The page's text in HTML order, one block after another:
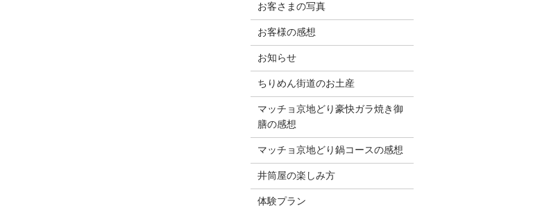
お客さまの写真
お客様の感想
お知らせ
ちりめん街道のお土産
マッチョ京地どり豪快ガラ焼き御
膳の感想
マッチョ京地どり鍋コースの感想
井筒屋の楽しみ方
体験プラン